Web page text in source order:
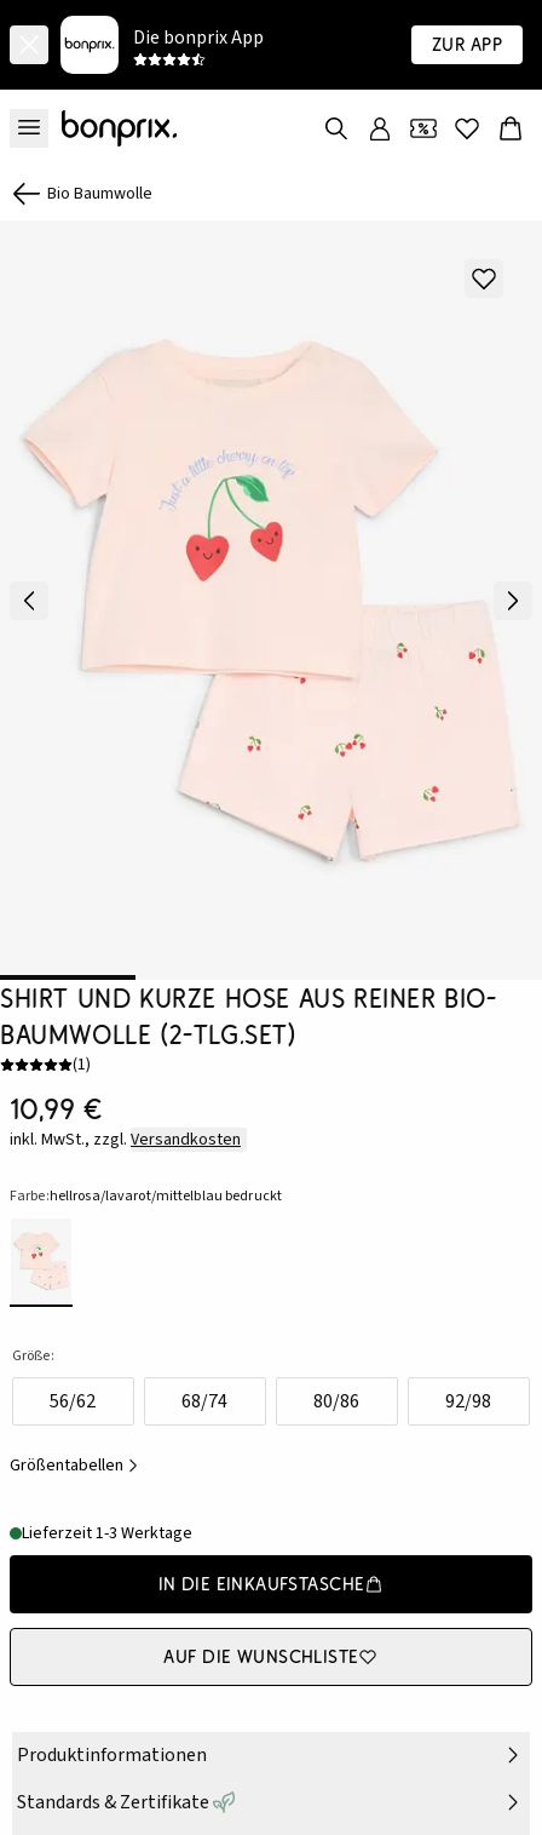
Die bonprix App Zur App
Bio Baumwolle
Shirt und kurze Hose aus reiner Bio-
Baumwolle (2-tlg.Set)
(1)
10,99 €
inkl. MwSt., zzgl. Versandkosten
Farbe:hellrosa/lavarot/mittelblau bedruckt
Größe:
56/62 68/74 80/86 92/98
Größentabellen
Lieferzeit 1-3 Werktage
In die Einkaufstasche
Auf die Wunschliste
Produktinformationen
Standards & Zertifikate